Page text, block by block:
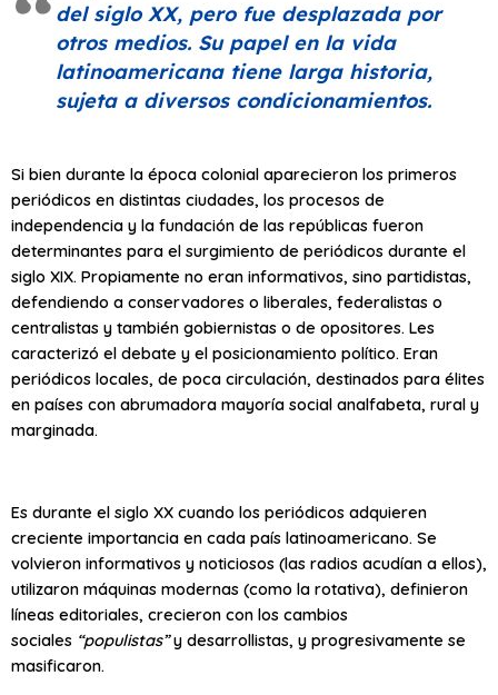
del siglo XX, pero fue desplazada por
otros medios. Su papel en la vida
latinoamericana tiene larga historia,
sujeta a diversos condicionamientos.
Si bien durante la época colonial aparecieron los primeros
periódicos en distintas ciudades, los procesos de
independencia y la fundación de las repúblicas fueron
determinantes para el surgimiento de periódicos durante el
siglo XIX. Propiamente no eran informativos, sino partidistas,
defendiendo a conservadores o liberales, federalistas o
centralistas y también gobiernistas o de opositores. Les
caracterizó el debate y el posicionamiento político. Eran
periódicos locales, de poca circulación, destinados para élites
en países con abrumadora mayoría social analfabeta, rural y
marginada.
Es durante el siglo XX cuando los periódicos adquieren
creciente importancia en cada país latinoamericano. Se
volvieron informativos y noticiosos (las radios acudían a ellos),
utilizaron máquinas modernas (como la rotativa), definieron
líneas editoriales, crecieron con los cambios
sociales “populistas”y desarrollistas, y progresivamente se
masificaron.